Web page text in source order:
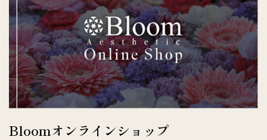
Bloomオンラインショップ